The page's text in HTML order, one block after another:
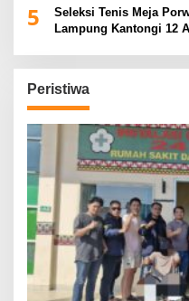
5
Seleksi Tenis Meja
Lampung Kantongi 12
Peristiwa